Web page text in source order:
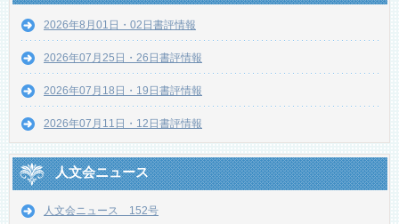
2026年8月01日・02日書評情報
2026年07月25日・26日書評情報
2026年07月18日・19日書評情報
2026年07月11日・12日書評情報
人文会ニュース
人文会ニュース 152号